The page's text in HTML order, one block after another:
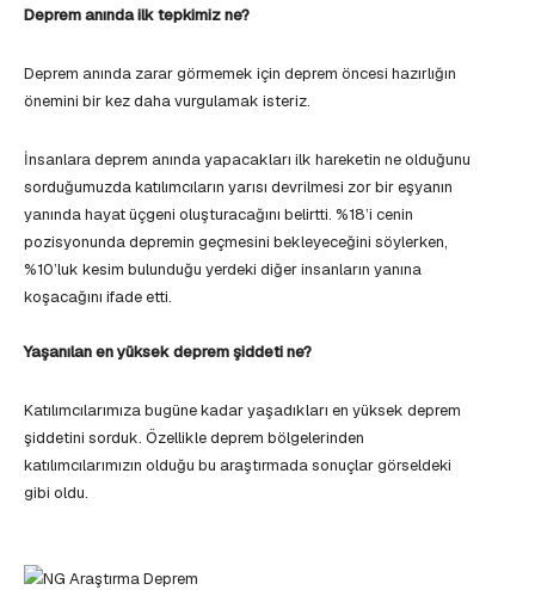
Deprem anında ilk tepkimiz ne?
Deprem anında zarar görmemek için deprem öncesi hazırlığın
önemini bir kez daha vurgulamak isteriz.
İnsanlara deprem anında yapacakları ilk hareketin ne olduğunu
sorduğumuzda katılımcıların yarısı devrilmesi zor bir eşyanın
yanında hayat üçgeni oluşturacağını belirtti. %18’i cenin
pozisyonunda depremin geçmesini bekleyeceğini söylerken,
%10’luk kesim bulunduğu yerdeki diğer insanların yanına
koşacağını ifade etti.
Yaşanılan en yüksek deprem şiddeti ne?
Katılımcılarımıza bugüne kadar yaşadıkları en yüksek deprem
şiddetini sorduk. Özellikle deprem bölgelerinden
katılımcılarımızın olduğu bu araştırmada sonuçlar görseldeki
gibi oldu.